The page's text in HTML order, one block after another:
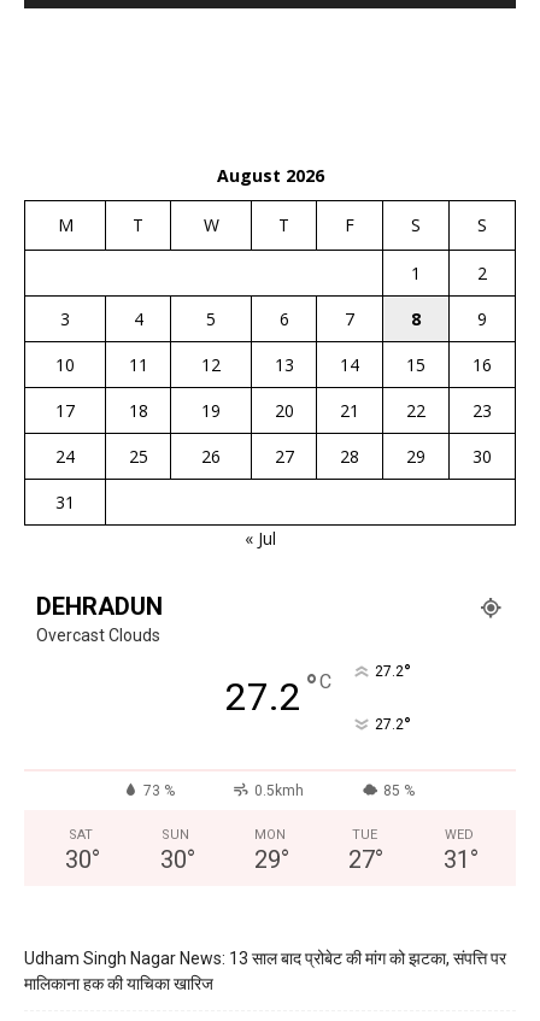
August 2026
M T W T F S S
1
2
3
4 5 6 7 8
9
10
11 12 13 14 15
16
17
18 19 20 21 22
23
24
25 26 27 28 29
30
31
« Jul
DEHRADUN
Overcast Clouds
27.2 °C 27.2°
27.2°
73 % 0.5kmh 85 %
SAT
30°
SUN
30°
MON
29°
TUE
27°
WED
31 °
Udham Singh Nagar News: 13 साल बाद प्रोबेट की मांग को झटका, संपत्ति पर
मालिकाना हक की याचिका खारिज